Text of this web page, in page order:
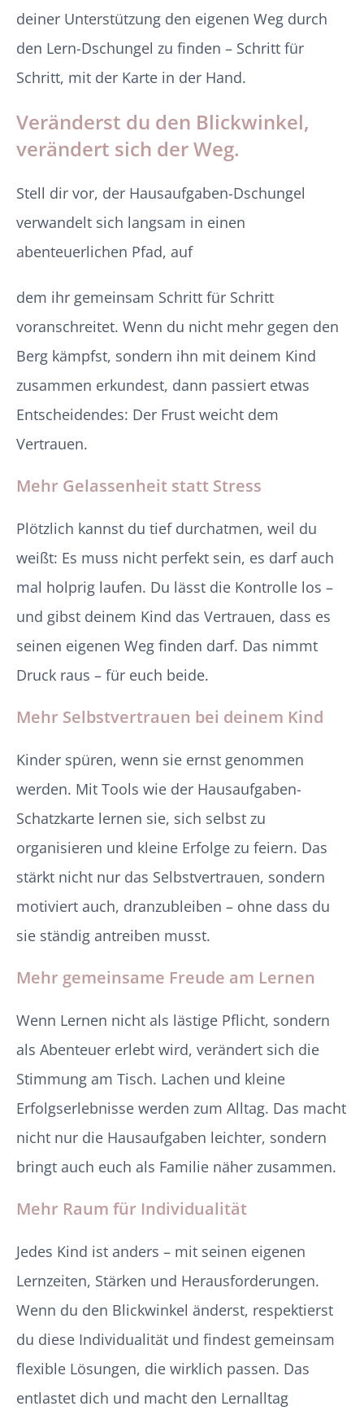
deiner Unterstützung den eigenen Weg durch
den Lern-Dschungel zu finden – Schritt für
Schritt, mit der Karte in der Hand.
Veränderst du den Blickwinkel,
verändert sich der Weg.
Stell dir vor, der Hausaufgaben-Dschungel
verwandelt sich langsam in einen
abenteuerlichen Pfad, auf
dem ihr gemeinsam Schritt für Schritt
voranschreitet. Wenn du nicht mehr gegen den
Berg kämpfst, sondern ihn mit deinem Kind
zusammen erkundest, dann passiert etwas
Entscheidendes: Der Frust weicht dem
Vertrauen.
Mehr Gelassenheit statt Stress
Plötzlich kannst du tief durchatmen, weil du
weißt: Es muss nicht perfekt sein, es darf auch
mal holprig laufen. Du lässt die Kontrolle los –
und gibst deinem Kind das Vertrauen, dass es
seinen eigenen Weg finden darf. Das nimmt
Druck raus – für euch beide.
Mehr Selbstvertrauen bei deinem Kind
Kinder spüren, wenn sie ernst genommen
werden. Mit Tools wie der Hausaufgaben-
Schatzkarte lernen sie, sich selbst zu
organisieren und kleine Erfolge zu feiern. Das
stärkt nicht nur das Selbstvertrauen, sondern
motiviert auch, dranzubleiben – ohne dass du
sie ständig antreiben musst.
Mehr gemeinsame Freude am Lernen
Wenn Lernen nicht als lästige Pflicht, sondern
als Abenteuer erlebt wird, verändert sich die
Stimmung am Tisch. Lachen und kleine
Erfolgserlebnisse werden zum Alltag. Das macht
nicht nur die Hausaufgaben leichter, sondern
bringt auch euch als Familie näher zusammen.
Mehr Raum für Individualität
Jedes Kind ist anders – mit seinen eigenen
Lernzeiten, Stärken und Herausforderungen.
Wenn du den Blickwinkel änderst, respektierst
du diese Individualität und findest gemeinsam
flexible Lösungen, die wirklich passen. Das
entlastet dich und macht den Lernalltag